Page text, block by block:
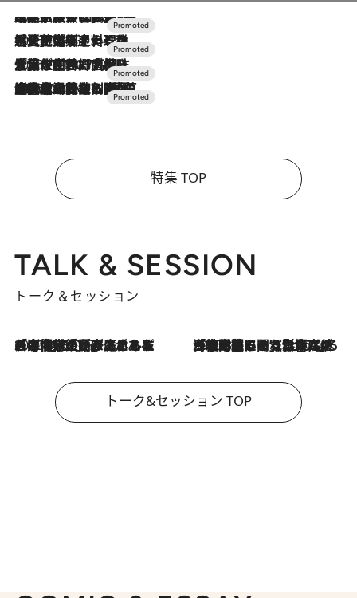
2026.7.31
【ホテル帰省】という選択肢をOMOが提案。家族とほどよい距離を保つには「昼は実家、夜は気兼ねなくホテルで！」
2026.7.24
【夏限定ディナーコース】旬を迎える稚鮎や花ズッキーニなどをイタリア・トスカーナの郷土料理の手法で満喫！
2026.7.17
「土佐和ハーブかき氷」がOMO7高知に登場！生姜、山椒、大葉など目にも舌にも涼を呼ぶ郷土の味
2026.7.10
NEW OPEN！【界 草津】名湯の地に誕生。趣の異なる2種の温泉と上州ならではの会席・蕎麦割烹など美食を味わう究極の癒やし旅
特集 TOP
TALK & SESSION
トーク＆セッション
2026.8.3
「今後値上げがあるとすれば…」「リスクがあるのは今年の冬」エネルギー専門家が語る、ホルムズ海峡封鎖が家庭にもたらす“ある心配” 2026.8.3
「住宅建てられない…」「サーチャージ料の高値が続いている」ホルムズ海峡封鎖による影響はいつまで続く？《エネルギー専門家に聞く“どうなる日本の暮らし”》
トーク&セッション TOP